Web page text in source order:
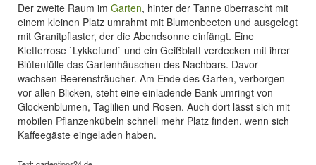
Der zweite Raum im Garten, hinter der Tanne überrascht mit
einem kleinen Platz umrahmt mit Blumenbeeten und ausgelegt
mit Granitpflaster, der die Abendsonne einfängt. Eine
Kletterrose `Lykkefund` und ein Geißblatt verdecken mit ihrer
Blütenfülle das Gartenhäuschen des Nachbars. Davor
wachsen Beerensträucher. Am Ende des Garten, verborgen
vor allen Blicken, steht eine einladende Bank umringt von
Glockenblumen, Taglilien und Rosen. Auch dort lässt sich mit
mobilen Pflanzenkübeln schnell mehr Platz finden, wenn sich
Kaffeegäste eingeladen haben.